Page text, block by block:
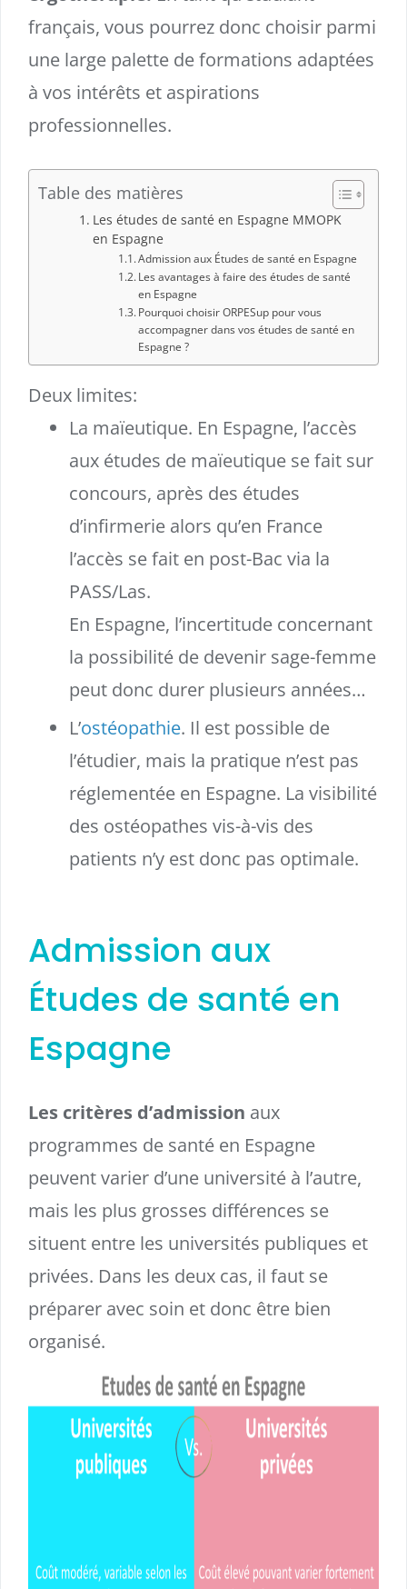
français, vous pourrez donc choisir parmi
une large palette de formations adaptées
à vos intérêts et aspirations
professionnelles.
Table des matières
Les études de santé en Espagne MMOPK
en Espagne
Admission aux Études de santé en Espagne
Les avantages à faire des études de santé
en Espagne
Pourquoi choisir ORPESup pour vous
accompagner dans vos études de santé en
Espagne ?
Deux limites:
La maïeutique. En Espagne, l’accès
aux études de maïeutique se fait sur
concours, après des études
d’infirmerie alors qu’en France
l’accès se fait en post-Bac via la
PASS/Las.
En Espagne, l’incertitude concernant
la possibilité de devenir sage-femme
peut donc durer plusieurs années…
L’ostéopathie. Il est possible de
l’étudier, mais la pratique n’est pas
réglementée en Espagne. La visibilité
des ostéopathes vis-à-vis des
patients n’y est donc pas optimale.
Admission aux
Études de santé en
Espagne
Les critères d’admission aux
programmes de santé en Espagne
peuvent varier d’une université à l’autre,
mais les plus grosses différences se
situent entre les universités publiques et
privées. Dans les deux cas, il faut se
préparer avec soin et donc être bien
organisé.